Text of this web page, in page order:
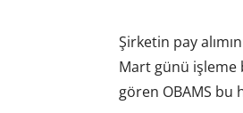
Şirketin pay
Mart günü işleme
gören OBAMS bu